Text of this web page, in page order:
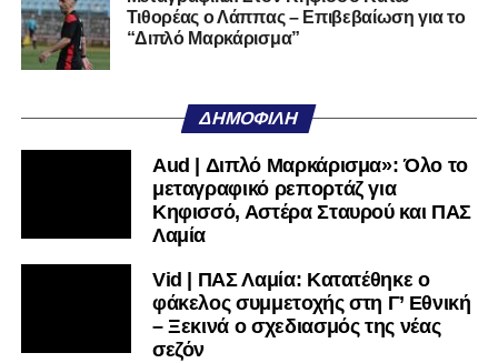
Ακολουθήστε τοlamiara.grστοGoogle Newsγια να
μαθαίνετε πρώτοι τα κυανόλευκα νέα στην Ελλάδα και τον
Twitterκαι στοInstagram
μαθαίνετε σε χρόνο dt όλα τα νέα.
Τιθορέας ο Λάππας – Επιβεβαίωση για το
“Διπλό Μαρκάρισμα”
ΔΗΜΟΦΙΛΉ
Aud | Διπλό Μαρκάρισμα»: Όλο το
μεταγραφικό ρεπορτάζ για
Κηφισσό, Αστέρα Σταυρού και ΠΑΣ
Λαμία
Vid | ΠΑΣ Λαμία: Κατατέθηκε ο
φάκελος συμμετοχής στη Γ’ Εθνική
– Ξεκινά ο σχεδιασμός της νέας
σεζόν